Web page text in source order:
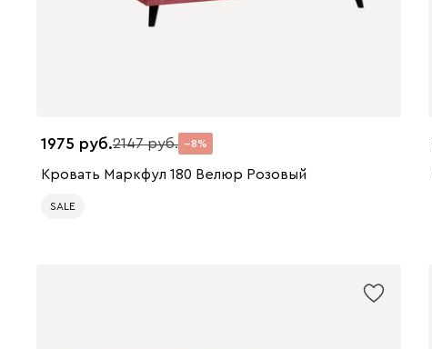
1975 2147 8
Кровать Маркфул 180 Велюр Розовый
SALE